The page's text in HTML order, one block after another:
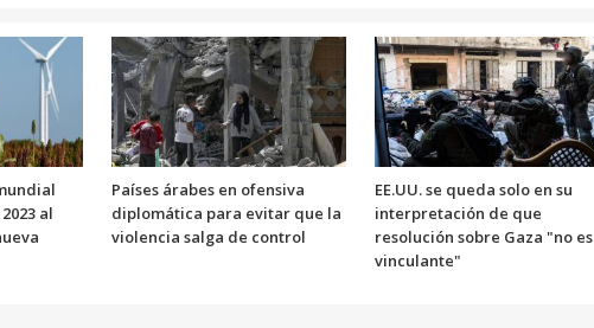
al
Países árabes en ofensiva
diplomática para evitar que la
violencia salga de control
EE.UU. se queda solo en su
interpretación de que
resolución sobre Gaza "no es
vinculante"